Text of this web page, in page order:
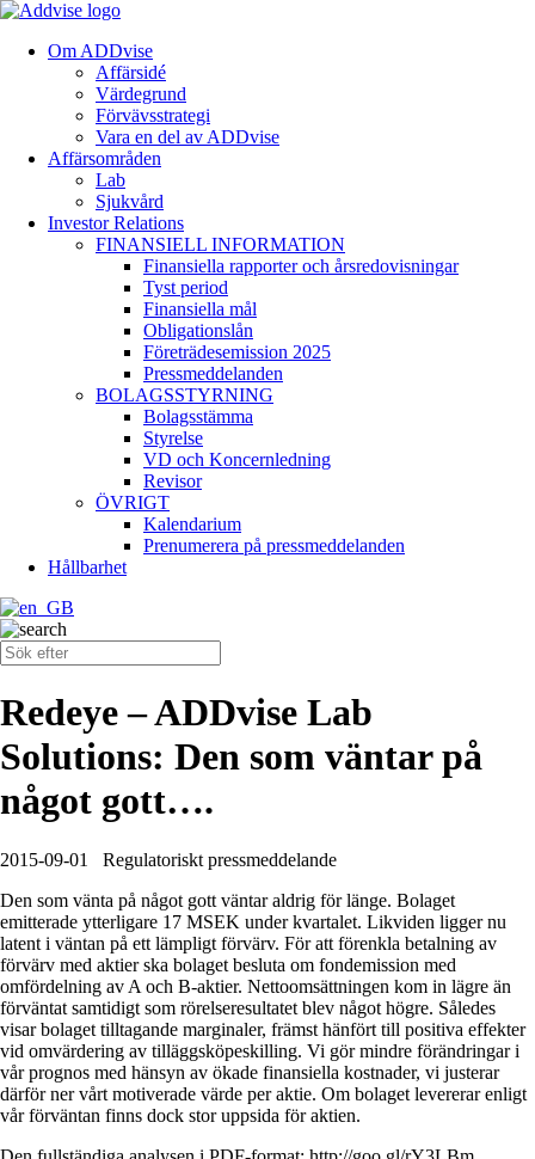
Om ADDvise
Affärsidé
Värdegrund
Förvävsstrategi
Vara en del av ADDvise
Affärsområden
Lab
Sjukvård
Investor Relations
FINANSIELL INFORMATION
Finansiella rapporter och årsredovisningar
Tyst period
Finansiella mål
Obligationslån
Företrädesemission 2025
Pressmeddelanden
BOLAGSSTYRNING
Bolagsstämma
Styrelse
VD och Koncernledning
Revisor
ÖVRIGT
Kalendarium
Prenumerera på pressmeddelanden
Hållbarhet
Redeye – ADDvise Lab
Solutions: Den som väntar på
något gott….
2015-09-01
Regulatoriskt pressmeddelande
Den som vänta på något gott väntar aldrig för länge. Bolaget
emitterade ytterligare 17 MSEK under kvartalet. Likviden ligger nu
latent i väntan på ett lämpligt förvärv. För att förenkla betalning av
förvärv med aktier ska bolaget besluta om fondemission med
omfördelning av A och B-aktier. Nettoomsättningen kom in lägre än
förväntat samtidigt som rörelseresultatet blev något högre. Således
visar bolaget tilltagande marginaler, främst hänfört till positiva effekter
vid omvärdering av tilläggsköpeskilling. Vi gör mindre förändringar i
vår prognos med hänsyn av ökade finansiella kostnader, vi justerar
därför ner vårt motiverade värde per aktie. Om bolaget levererar enligt
vår förväntan finns dock stor uppsida för aktien.